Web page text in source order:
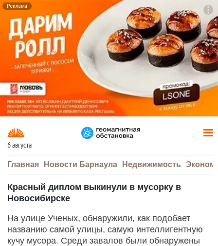
Реклама
6 августа
Главная Новости Барнаула Недвижимость
Красный диплом выкинули в мусорку в
Новосибирске
На улице Ученых, обнаружили, как подобает
названию самой улицы, самую интеллигентную
кучу мусора. Среди завалов были обнаружены